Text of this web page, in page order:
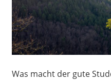
Was macht der gute